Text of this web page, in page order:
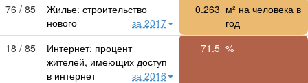
76 / 85
Жилье: строительство
нового
за 2017
0.263 м² на человека в
год
18 / 85
Интернет: процент
жителей, имеющих доступ
в интернет
за 2016
71.5 %